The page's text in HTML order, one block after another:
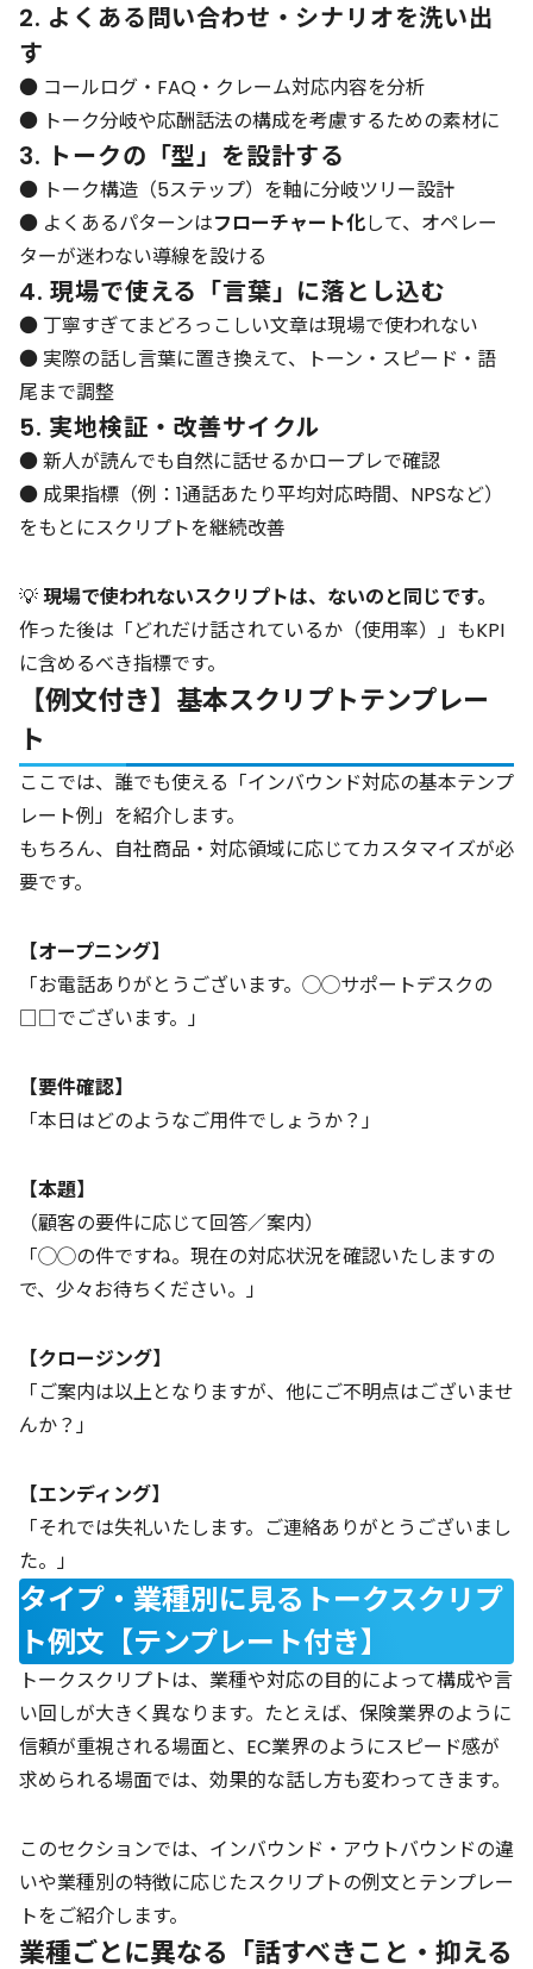
2. よくある問い合わせ・シナリオを洗い出
す
● コールログ・FAQ・クレーム対応内容を分析
● トーク分岐や応酬話法の構成を考慮するための素材に
3. トークの「型」を設計する
● トーク構造（5ステップ）を軸に分岐ツリー設計
● よくあるパターンはフローチャート化して、オペレー
ターが迷わない導線を設ける
4. 現場で使える「言葉」に落とし込む
● 丁寧すぎてまどろっこしい文章は現場で使われない
● 実際の話し言葉に置き換えて、トーン・スピード・語
尾まで調整
5. 実地検証・改善サイクル
● 新人が読んでも自然に話せるかロープレで確認
● 成果指標（例：1通話あたり平均対応時間、NPSなど）
をもとにスクリプトを継続改善
💡現場で使われないスクリプトは、ないのと同じです。
作った後は「どれだけ話されているか（使用率）」もKPI
に含めるべき指標です。
【例文付き】基本スクリプトテンプレー
ト
ここでは、誰でも使える「インバウンド対応の基本テンプ
レート例」を紹介します。
もちろん、自社商品・対応領域に応じてカスタマイズが必
要です。
【オープニング】
「お電話ありがとうございます。◯◯サポートデスクの
□□でございます。」
【要件確認】
「本日はどのようなご用件でしょうか？」
【本題】
（顧客の要件に応じて回答／案内）
「◯◯の件ですね。現在の対応状況を確認いたしますの
で、少々お待ちください。」
【クロージング】
「ご案内は以上となりますが、他にご不明点はございませ
んか？」
【エンディング】
「それでは失礼いたします。ご連絡ありがとうございまし
た。」
タイプ・業種別に見るトークスクリプ
ト例文【テンプレート付き】
トークスクリプトは、業種や対応の目的によって構成や言
い回しが大きく異なります。たとえば、保険業界のように
信頼が重視される場面と、EC業界のようにスピード感が
求められる場面では、効果的な話し方も変わってきます。
このセクションでは、インバウンド・アウトバウンドの違
いや業種別の特徴に応じたスクリプトの例文とテンプレー
トをご紹介します。
業種ごとに異なる「話すべきこと・抑える